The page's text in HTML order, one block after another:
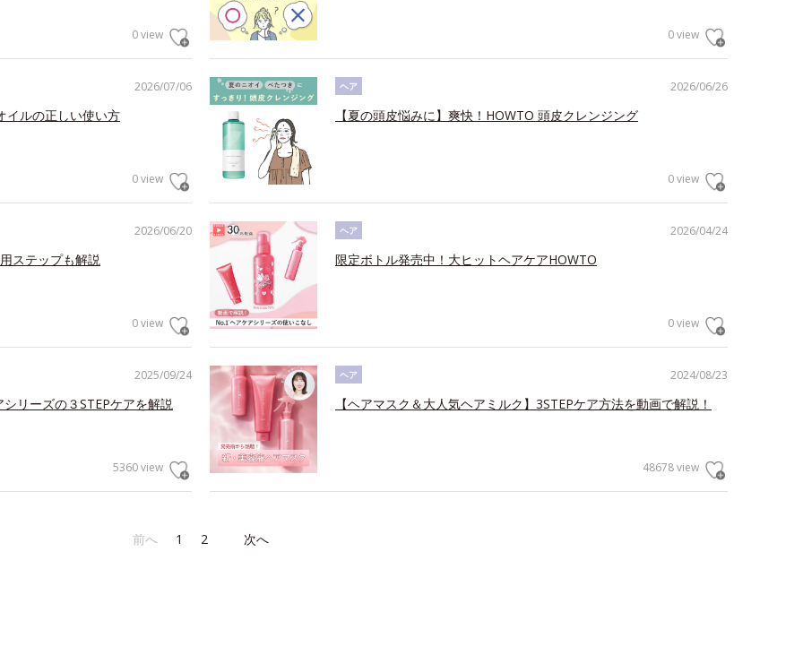
0 view 0 view
2026/07/06
イルの正しい使い方
0 view
2026/06/26
ヘア
【夏の頭皮悩みに】爽快！HOWTO 頭皮クレンジング
0 view
2026/06/20
ステップも解説
0 view
2026/04/24
ヘア
限定ボトル発売中！大ヒットヘアケアHOWTO
0 view
2025/09/24
リーズの３STEPケアを解説
5360 view
2024/08/23
ヘア
【ヘアマスク＆大人気ヘアミルク】3STEPケア方法を動画で解説！
48678 view
前へ 1 2 次へ